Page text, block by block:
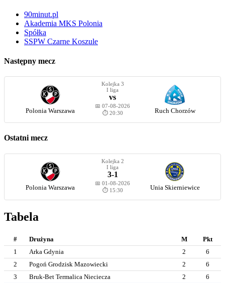
90minut.pl
Akademia MKS Polonia
Spółka
SSPW Czarne Koszule
Następny mecz
Polonia Warszawa
Kolejka 3
I liga
vs
📅 07-08-2026
⏱️ 20:30
Ruch Chorzów
Ostatni mecz
Polonia Warszawa
Kolejka 2
I liga
3-1
📅 01-08-2026
⏱️ 15:30
Unia Skierniewice
Tabela
# Drużyna M
Pkt
1
Arka Gdynia 2
6
2
Pogoń Grodzisk Mazowiecki 2
6
3
Bruk-Bet Termalica Nieciecza 2
6